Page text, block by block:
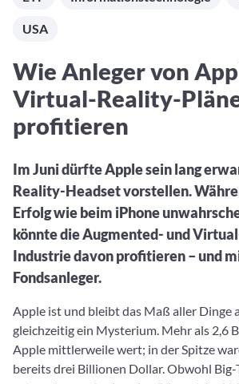
investieren Sie richtig
Aktuelle Rankings und Beiträge zu
Fondsvergleich
Übersichtlich bis zu 10 Fonds aus
Produkten vergleichen
Hier sind Ihre gemerkten Produkte
Preis-/Performance-Alarme
3. Investieren
Portfolios
Eigene Portfolios und jene, denen
Community-Partner
Informationen und Beiträge
Partner
Webinar verpasst? Hier gibt es
USA
Wie Anleger von
Virtual-Reality-
profitieren
Im Juni dürfte Apple sein lang
Reality-Headset vorstellen.
Erfolg wie beim iPhone
könnte die Augmented- und
Industrie davon profitieren – und
Fondsanleger.
Apple ist und bleibt das Maß aller Dinge
gleichzeitig ein Mysterium. Mehr als 2,6
Apple mittlerweile wert; in der Spitze
bereits drei Billionen Dollar. Obwohl